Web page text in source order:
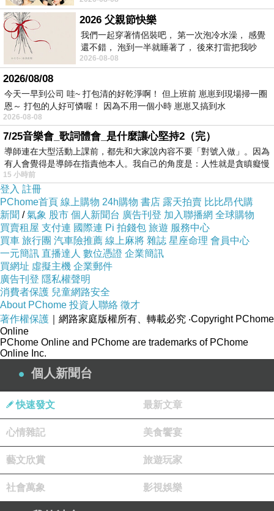
大成殿 - 至聖廟（ 孔子廟 ）的本殿， 主祀孔子，配祀顏回、曾子、
子。至聖廟是琉球王國最重要的孔廟。
除了祭祀孔子之外， 還有媽祖、關公和龍王 ， 各路神明在此齊聚一
很特別!
2026 父親節快樂
我們一起穿著情侶裝吧， 第一次泡冷水澡， 感覺
還不錯， 泡到一半就睡著了， 後來打雷把我吵
醒， 手
2026-08-08
2026/08/08
今天一早到公司 哇~ 打包清的好乾淨啊！ 但上班前 崽崽到現場掃一圈
恩～ 打包的人好可憐喔！ 因為不用一個小時 崽崽又搞到水
2026-08-08
7/25音樂會_歌詞體會_是什麼讓心堅持2（完）
導師連在大型活動上課前，都先和大家說內容不要「對號入做」。因為
有人會覺得是導師在指責他本人。我自己的角度是：人性就是貪瞋癡慢
15 小時前
登入 註冊
PChome首頁 線上購物 24h購物 書店 露天拍賣 比比昂代購
新聞 /氣象 股市 個人新聞台 廣告刊登 加入聯播網 全球購物
買賣租屋 支付連 國際連 Pi 拍錢包 旅遊 服務中心
買車 旅行團 汽車險推薦 線上麻將 雜誌 星座命理 會員中心
一元簡訊 直播達人 數位憑證 企業簡訊
買網址 虛擬主機 企業郵件
廣告刊登 隱私權聲明
消費者保護 兒童網路安全
About PChome 投資人聯絡 徵才
著作權保護 ｜網路家庭版權所有、轉載必究 ‧Copyright PChome
Online
PChome Online and PChome are trademarks of PChome
Online Inc.
個人新聞台
快速發文 最新文章
心情雜記 美食饗宴
藝文欣賞 旅遊玩家
社會萬象 影視娛樂